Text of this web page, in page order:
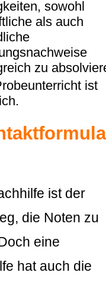
sowohl
als auch
zu
ist
ist der
die Noten zu
eine
hat auch die